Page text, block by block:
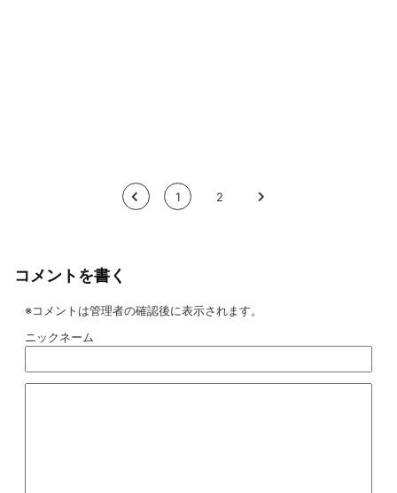
< 1 2 >
コメントを書く
※コメントは管理者の確認後に表示されます。
ニックネーム